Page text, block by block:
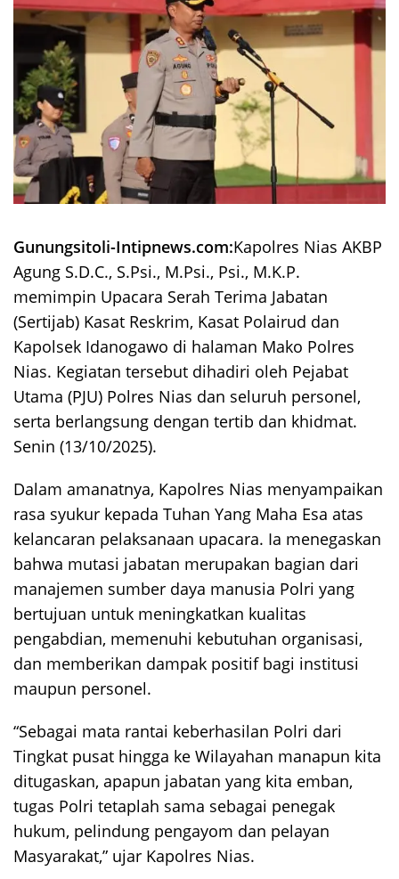
Gunungsitoli-Intipnews.com:Kapolres Nias AKBP
Agung S.D.C., S.Psi., M.Psi., Psi., M.K.P.
memimpin Upacara Serah Terima Jabatan
(Sertijab) Kasat Reskrim, Kasat Polairud dan
Kapolsek Idanogawo di halaman Mako Polres
Nias. Kegiatan tersebut dihadiri oleh Pejabat
Utama (PJU) Polres Nias dan seluruh personel,
serta berlangsung dengan tertib dan khidmat.
Senin (13/10/2025).
Dalam amanatnya, Kapolres Nias menyampaikan
rasa syukur kepada Tuhan Yang Maha Esa atas
kelancaran pelaksanaan upacara. Ia menegaskan
bahwa mutasi jabatan merupakan bagian dari
manajemen sumber daya manusia Polri yang
bertujuan untuk meningkatkan kualitas
pengabdian, memenuhi kebutuhan organisasi,
dan memberikan dampak positif bagi institusi
maupun personel.
“Sebagai mata rantai keberhasilan Polri dari
Tingkat pusat hingga ke Wilayahan manapun kita
ditugaskan, apapun jabatan yang kita emban,
tugas Polri tetaplah sama sebagai penegak
hukum, pelindung pengayom dan pelayan
Masyarakat,” ujar Kapolres Nias.